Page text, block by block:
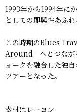
1993年から1994年に
としての即興性あふ
この時期のBlues
Around」へとつなが
ォークを融合した独
ツアーとなった。
素材はレーヨン